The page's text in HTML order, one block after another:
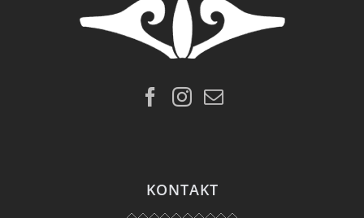
KONTAKT